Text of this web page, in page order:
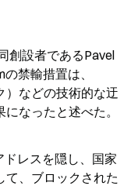
創設者であるPavel
禁輸措置は、
）などの技術的な迂
なったと述べた。
レスを隠し、国家
て、ブロックされた